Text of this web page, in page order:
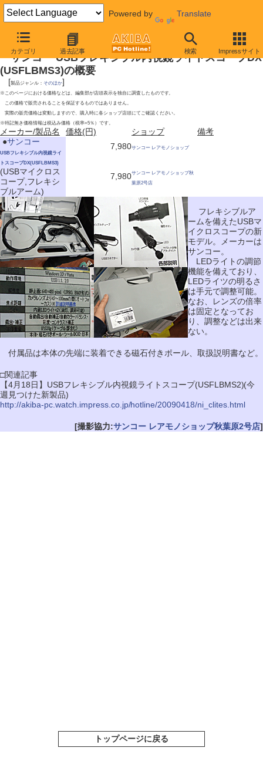
Powered by Translate
カテゴリ 過去記事 検索 Impressサイト
2009年5月30日号
サンコー USBフレキシブル内視鏡ライトスコープDX
(USFLBMS3)の概要
[製品ジャンル： そのほか]
※このページにおける価格などは、編集部が店頭表示を独自に調査したものです。
この価格で販売されることを保証するものではありません。
実際の販売価格は変動しますので、購入時に各ショップ店頭にてご確認ください。
※特記無き価格情報は税込み価格（税率=5％）です。
メーカー/製品名 価格(円) ショップ
備考
●サンコー
USBフレキシブル内視鏡ライ
トスコープDX(USFLBMS3)
(USBマイクロス
コープ,フレキシ
ブルアーム)
7,980サンコー レアモノショップ
7,980サンコー レアモノショップ秋
葉原2号店
フレキシブルア
ームを備えたUSBマ
イクロスコープの新
モデル。メーカーは
サンコー。
LEDライトの調節
機能を備えており、
LEDライツの明るさ
は手元で調整可能。
なお、レンズの倍率
は固定となってお
り、調整などは出来
ない。
付属品は本体の先端に装着できる磁石付きポール、取扱説明書など。
□関連記事
【4月18日】USBフレキシブル内視鏡ライトスコープ(USFLBMS2)(今
週見つけた新製品)
http://akiba-pc.watch.impress.co.jp/hotline/20090418/ni_clites.html
[撮影協力:サンコー レアモノショップ秋葉原2号店]
トップページに戻る